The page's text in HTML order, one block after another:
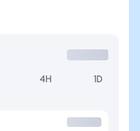
4H 1D